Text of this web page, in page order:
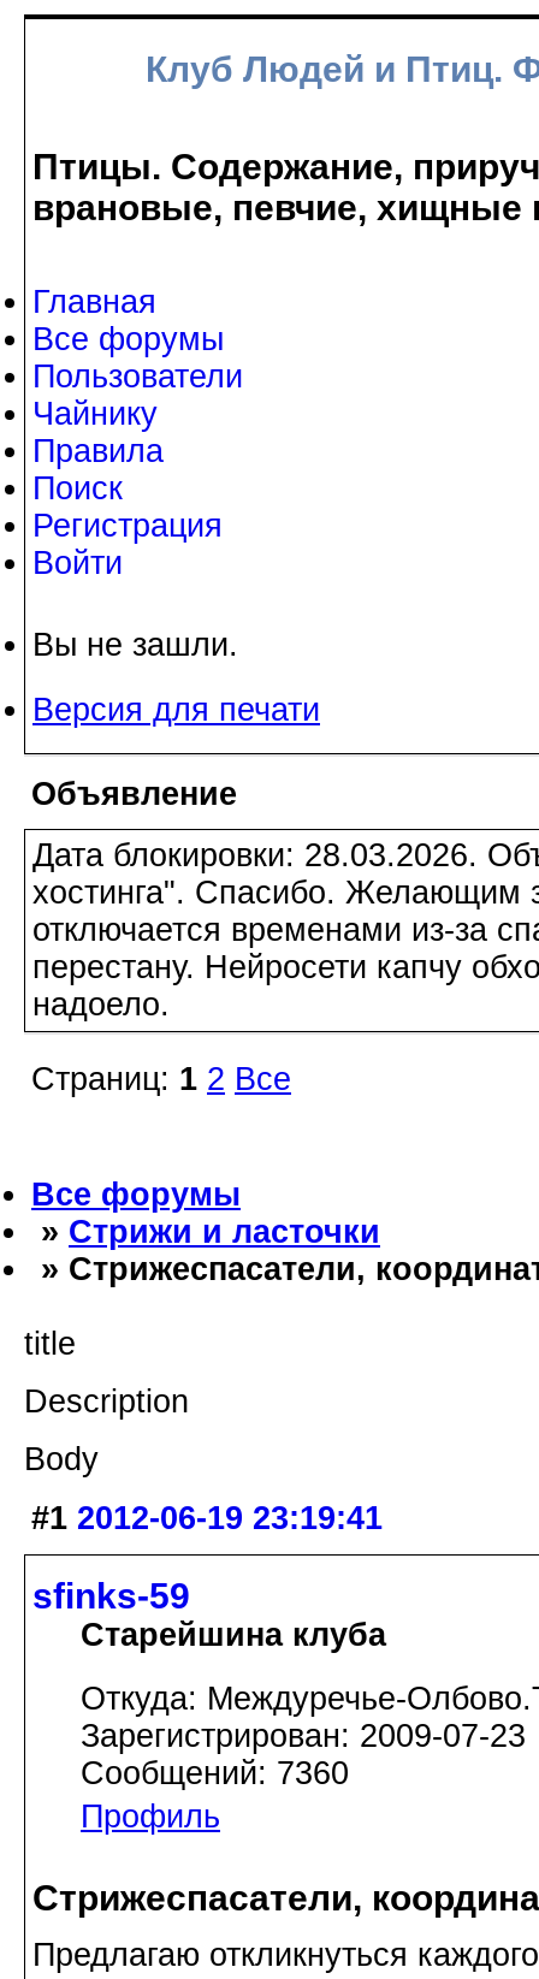
Клуб Людей и Птиц.
Птицы. Содержание,
врановые, певчие, хищные
Главная
Все форумы
Пользователи
Чайнику
Правила
Поиск
Регистрация
Войти
Вы не зашли.
Версия для печати
Объявление
Дата блокировки: 28.03.2026.
хостинга". Спасибо. Желающим
отключается временами из-за
перестану. Нейросети капчу
надоело.
Страниц: 1 2 Все
Все форумы
» Стрижи и ласточки
» Стрижеспасатели,
title
Description
Body
#1 2012-06-19 23:19:41
sfinks-59
Старейшина клуба
Откуда: Междуречье-
Зарегистрирован: 2009-07-23
Сообщений: 7360
Профиль
Стрижеспасатели,
Предлагаю откликнуться